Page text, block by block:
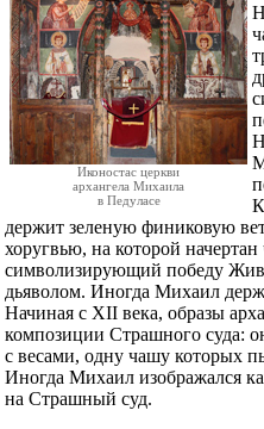
Иконостас церкви
архангела Михаила
в Педуласе
держит зеленую финиковую
хоругвью, на которой
символизирующий победу
дьяволом. Иногда Михаил
Начиная с XII века, образы
композиции Страшного суда:
с весами, одну чашу которых
Иногда Михаил изображался
на Страшный суд.